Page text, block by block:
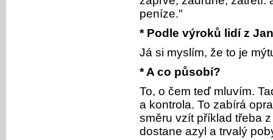
peníze."
* Podle výroků lidí z
Já si myslím, že to je
* A co působí?
To, o čem teď mluvím.
a kontrola. To zabírá
směru vzít příklad třeba
dostane azyl a trvalý